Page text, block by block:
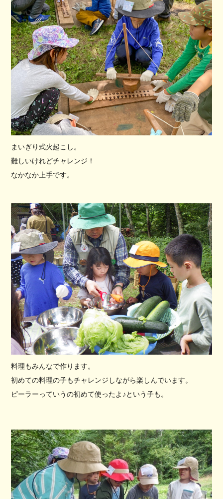
まいぎり式火起こし。
難しいけれどチャレンジ！
なかなか上手です。
料理もみんなで作ります。
初めての料理の子もチャレンジしながら楽しんでいます。
ピーラーっていうの初めて使ったよ♪という子も。